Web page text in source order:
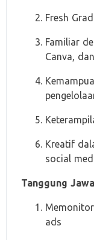
Fresh
Familiar
Canva,
Kreatif
social
Tanggung
ads